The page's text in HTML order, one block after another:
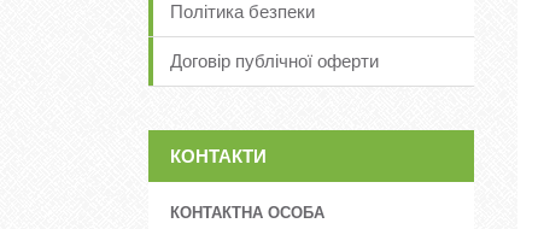
Політика безпеки
Договір публічної оферти
КОНТАКТИ